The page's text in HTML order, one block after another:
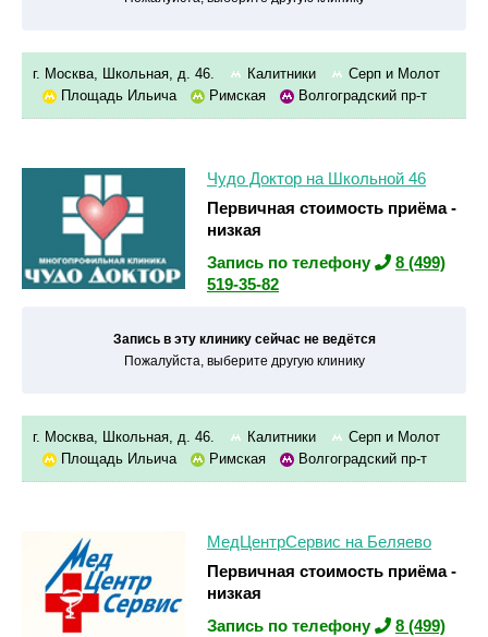
г. Москва, Школьная, д. 46. Калитники
Серп и Молот
Площадь Ильича
Римская Волгоградский пр-т
Чудо Доктор на Школьной 46
Первичная стоимость приёма -
низкая
Запись по телефону
8 (499)
519-35-82
Запись в эту клинику сейчас не ведётся
Пожалуйста, выберите другую клинику
г. Москва, Школьная, д. 46. Калитники
Серп и Молот
Площадь Ильича
Римская Волгоградский пр-т
МедЦентрСервис на Беляево
Первичная стоимость приёма -
низкая
Запись по телефону
8 (499)